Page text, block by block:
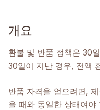
개요
환불 및 반품 정책은 30
30일이 지난 경우, 전액
반품 자격을 얻으려면,
을 때와 동일한 상태여